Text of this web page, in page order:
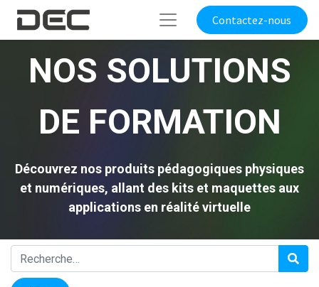
Contactez-nous
NOS SOLUTIONS
DE FORMATION
Découvrez nos produits pédagogiques physiques
et numériques, allant des kits et maquettes aux
applications en réalité virtuelle